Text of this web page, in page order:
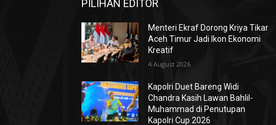
PILIHAN EDITOR
Menteri Ekraf Dorong Kriya Tikar
Aceh Timur Jadi Ikon Ekonomi
Kreatif
4 August 2026
Kapolri Duet Bareng Widi
Chandra Kasih Lawan Bahlil-
Muhammad di Penutupan
Kapolri Cup 2026